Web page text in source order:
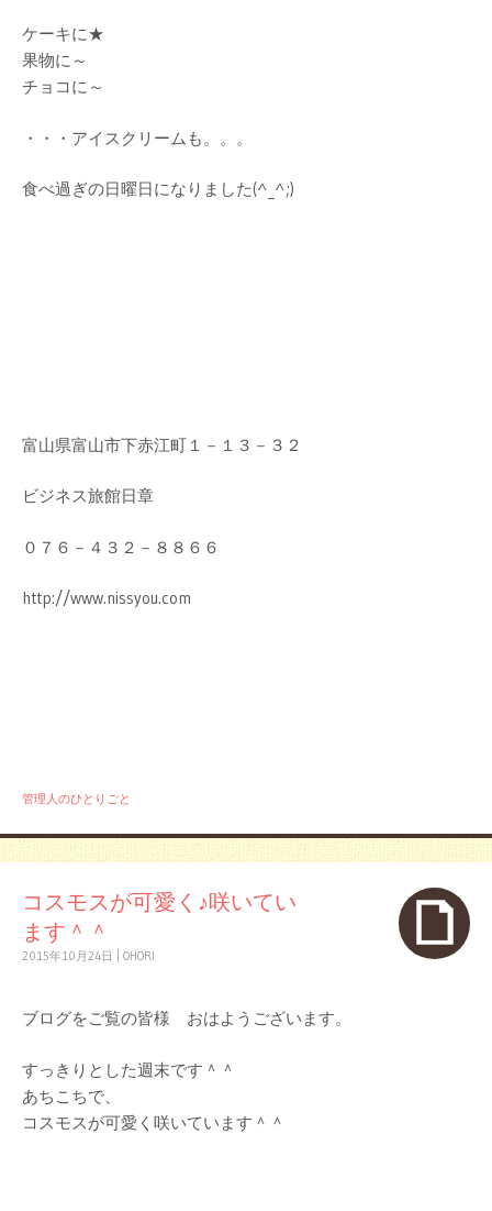
ケーキに★
果物に～
チョコに～
・・・アイスクリームも。。。
食べ過ぎの日曜日になりました(^_^;)
富山県富山市下赤江町１－１３－３２
ビジネス旅館日章
０７６－４３２－８８６６
http://www.nissyou.com
管理人のひとりごと
コスモスが可愛く♪咲いてい
ます＾＾
2015年10月24日 OHORI
ブログをご覧の皆様 おはようございます。
すっきりとした週末です＾＾
あちこちで、
コスモスが可愛く咲いています＾＾